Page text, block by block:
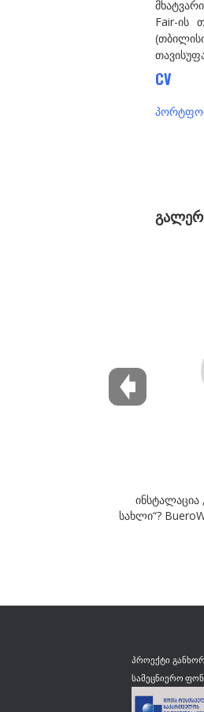
Fair-ის
CV
ინსტალაცია
სახლი“?
პროექტი
სამეცნიერო